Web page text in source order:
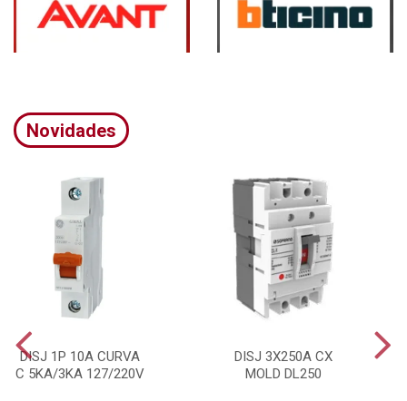
Novidades
DISJ 1P 10A CURVA
C 5KA/3KA 127/220V
DISJ 3X250A CX
MOLD DL250